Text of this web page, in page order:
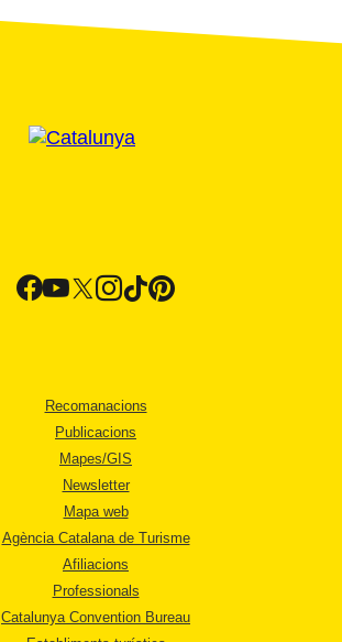
Recomanacions
Publicacions
Mapes/GIS
Newsletter
Mapa web
Agència Catalana de Turisme
Afiliacions
Professionals
Catalunya Convention Bureau